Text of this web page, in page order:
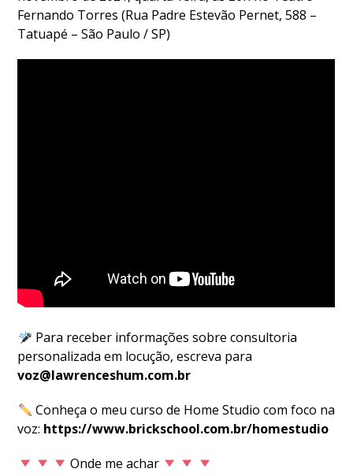
Fernando Torres (Rua Padre Estevão Pernet, 588 –
Tatuapé – São Paulo / SP)
Para receber informações sobre consultoria
personalizada em locução, escreva para
voz@lawrenceshum.com.br
Conheça o meu curso de Home Studio com foco na
voz: https://www.brickschool.com.br/homestudio
Onde me achar